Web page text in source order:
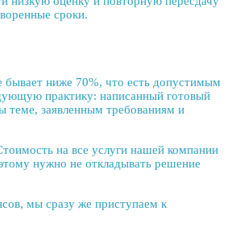
сроки.
бывает ниже 70%, что есть допустимым
практику: написанный готовый
теме, заявленным требованиям и
на все услуги нашей компании
нужно не откладывать решение
мы сразу же приступаем к